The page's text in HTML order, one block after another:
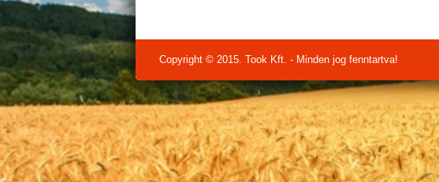
Copyright © 2015. Took Kft. - Minden jog fenntartva!